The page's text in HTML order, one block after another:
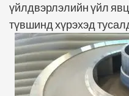
үйлдвэрлэлийн үйл
түвшинд хүрэхэд